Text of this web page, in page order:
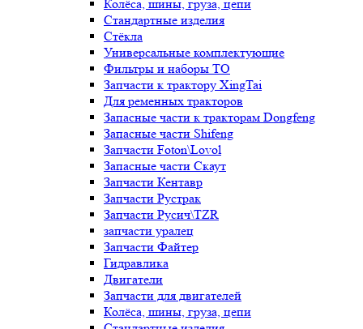
Колёса, шины, груза, цепи
Стандартные изделия
Стёкла
Универсальные комплектующие
Фильтры и наборы ТО
Запчасти к трактору XingTai
Для ременных тракторов
Запасные части к тракторам Dongfeng
Запасные части Shifeng
Запчасти Foton\Lovol
Запасные части Скаут
Запчасти Кентавр
Запчасти Рустрак
Запчасти Русич\TZR
запчасти уралец
Запчасти Файтер
Гидравлика
Двигатели
Запчасти для двигателей
Колёса, шины, груза, цепи